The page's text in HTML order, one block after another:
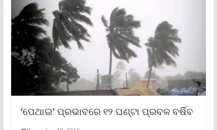
‘ପେଥାଇ’ ପ୍ରଭାବରେ ୧୨ ଘଣ୍ଟା ପ୍ରବଳ ବର୍ଷିବ